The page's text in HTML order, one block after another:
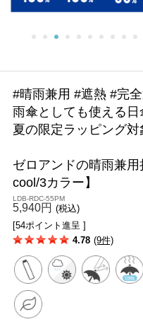
#晴雨兼用 #遮熱 #完
雨傘としても使える日
夏の限定ラッピング対
ゼロアンドの晴雨兼
cool/3カラー】
LDB-RDC-55PM
5,940円 (税込)
[54ポイント進呈 ]
4.78 (9件)